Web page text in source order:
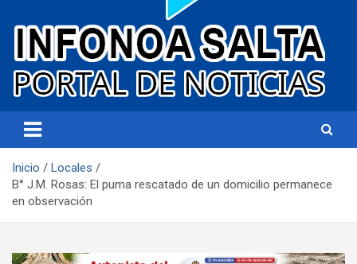
Infonoa Salta
Inicio
Locales
B° J.M. Rosas: El puma rescatado de un domicilio permanece
en observación